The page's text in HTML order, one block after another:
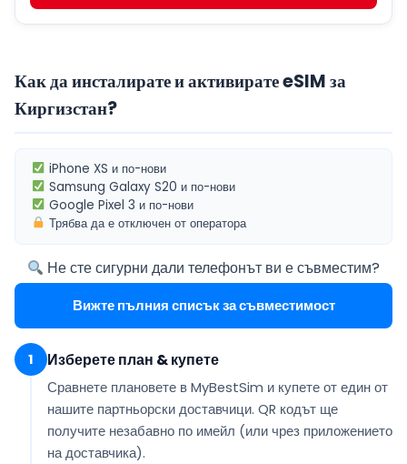
Как да инсталирате и активирате eSIM за
Киргизстан?
iPhone XS и по-нови
Samsung Galaxy S20 и по-нови
Google Pixel 3 и по-нови
Трябва да еотключен от оператора
Не сте сигурни дали телефонът ви е съвместим?
Вижте пълния списък за съвместимост
1 Изберете план & купете
Сравнете плановете в MyBestSim и купете от един от
нашите партньорски доставчици. QR кодът ще
получите незабавно по имейл (или чрез приложението
на доставчика).